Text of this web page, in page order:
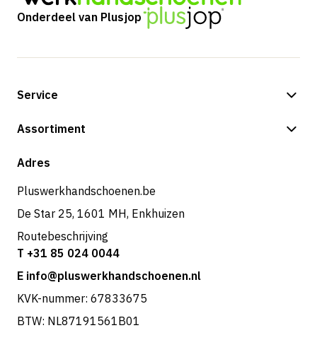
Onderdeel van Plusjop
Service
Betalingsmogelijkheden
Retouren & service
Assortiment
Shop
Adres
Pluswerkhandschoenen.be
De Star 25, 1601 MH, Enkhuizen
Routebeschrijving
T +31 85 024 0044
E info@pluswerkhandschoenen.nl
KVK-nummer: 67833675
BTW: NL87191561B01